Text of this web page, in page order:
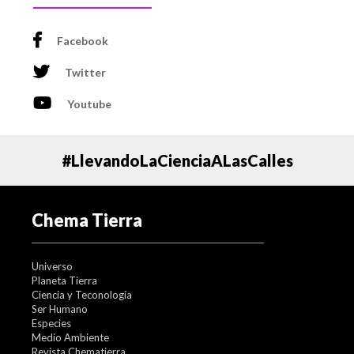
Facebook
Twitter
Youtube
#LlevandoLaCienciaALasCalles
Chema Tierra
Universo
Planeta Tierra
Ciencia y Teconología
Ser Humano
Especies
Medio Ambiente